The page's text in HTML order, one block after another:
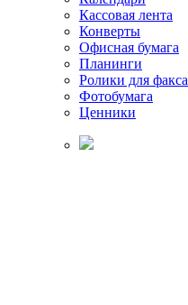
Кассовая лента
Конверты
Офисная бумага
Планинги
Ролики для факса
Фотобумага
Ценники